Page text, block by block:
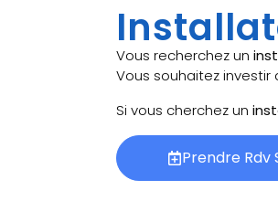
Vous recherchez un
Vous souhaitez investir
Si vous cherchez un
Prendre Rdv